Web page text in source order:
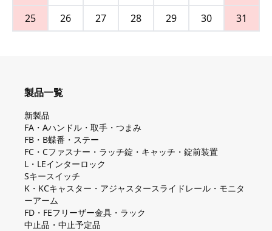
25
26 27 28 29 30 31
製品一覧
新製品
FA・Aハンドル・取手・つまみ
FB・B蝶番・ステー
FC・Cファスナー・ラッチ錠・キャッチ・錠前装置
L・LEインターロック
Sキースイッチ
K・KCキャスター・アジャスタースライドレール・モニタ
ーアーム
FD・FEフリーザー金具・ラック
中止品・中止予定品